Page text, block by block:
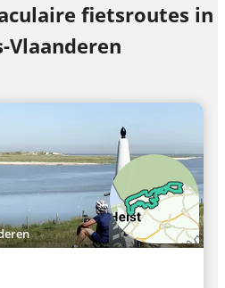
fietsroutes in
Vlaanderen